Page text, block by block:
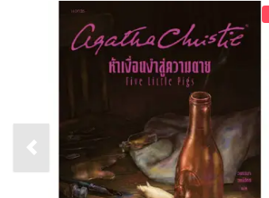
Previous slide